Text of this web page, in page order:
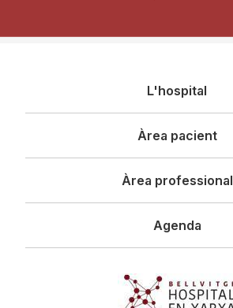
principal
L'hospital
Àrea pacient
Àrea professional
Agenda